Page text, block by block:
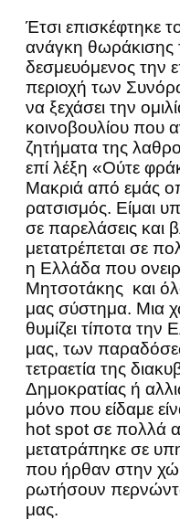
Έτσι επισκέφτηκε
ανάγκη θωράκισης
δεσμευόμενος την
περιοχή των
να ξεχάσει την
κοινοβουλίου που
ζητήματα της
επί λέξη «Ούτε
Μακριά από εμάς
ρατσισμός. Είμαι
σε παρελάσεις και
μετατρέπεται σε
η Ελλάδα που
Μητσοτάκης και
μας σύστημα. Μια
θυμίζει τίποτα
μας, των
τετραετία της
Δημοκρατίας ή
μόνο που είδαμε
hot spot σε πολλά
μετατράπηκε σε
που ήρθαν στην
ρωτήσουν
μας.